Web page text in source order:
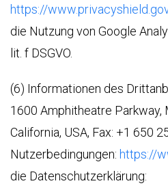
https://www.privacyshield.gov/
die Nutzung von Google
lit. f DSGVO.
(6) Informationen des
1600 Amphitheatre Parkway,
California, USA, Fax: +1 650
Nutzerbedingungen: https://
die Datenschutzerklärung: